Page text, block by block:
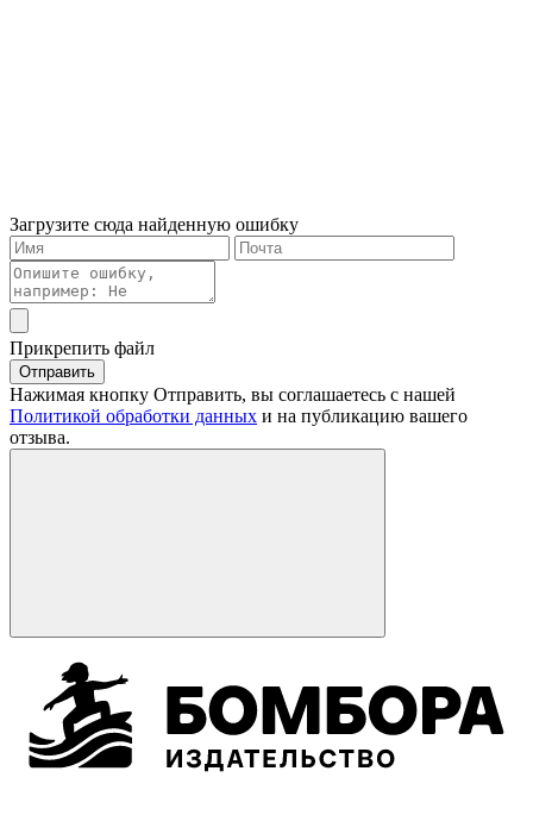
Загрузите сюда найденную ошибку
Прикрепить файл
Отправить
Нажимая кнопку Отправить, вы соглашаетесь с нашей
Политикой обработки данных и на публикацию вашего
отзыва.